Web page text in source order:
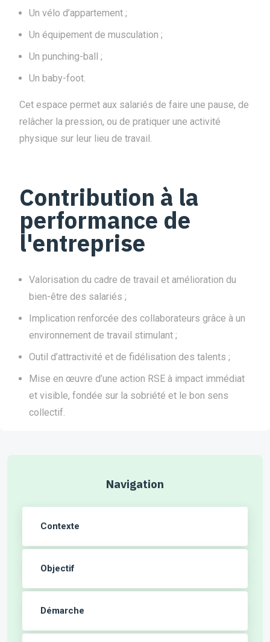
Navigation
Contexte
Objectif
Démarche
Un vélo d’appartement ;
Un équipement de musculation ;
Un punching-ball ;
Un baby-foot.
Cet espace permet aux salariés de faire une pause, de
relâcher la pression, ou de pratiquer une activité
physique sur leur lieu de travail.
Contribution à la
performance de
l'entreprise
Valorisation du cadre de travail et amélioration du
bien-être des salariés ;
Implication renforcée des collaborateurs grâce à un
environnement de travail stimulant ;
Outil d’attractivité et de fidélisation des talents ;
Mise en œuvre d’une action RSE à impact immédiat
et visible, fondée sur la sobriété et le bon sens
collectif.